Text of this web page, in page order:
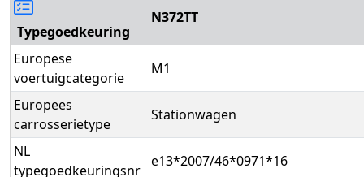
Typegoedkeuring
N372TT
Europese
voertuigcategorie
M1
Europees
carrosserietype
Stationwagen
NL
typegoedkeuringsnr
e13*2007/46*0971*16